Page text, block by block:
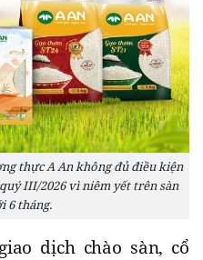
thực A An không đủ điều kiện
III/2026 vì niêm yết trên sàn
6 tháng.
dịch chào sàn, cổ